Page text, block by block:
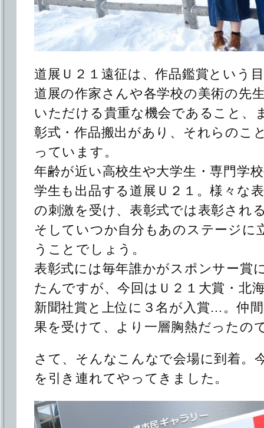
道展Ｕ２１遠征は、作品鑑賞という
道展の作家さんや各学校の美術の先
いただける貴重な機会であること、
彰式・作品搬出があり、それらのこ
っています。
年齢が近い高校生や大学生・専門学
学生も出品する道展Ｕ２１。様々な
の刺激を受け、表彰式では表彰され
そしていつか自分もあのステージ
うことでしょう。
表彰式には毎年誰かがスポンサー賞
たんですが、今回はＵ２１大賞・北
新聞社賞と上位に３名が入賞…。仲
果を受けて、より一層胸熱だったの
さて、そんなこんなで会場に到着。
を引き連れてやってきました。